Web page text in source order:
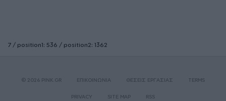
7 / position1: 536 / position2: 1362
© 2026 PINK.GR ΕΠΙΚΟΙΝΩΝΙΑ ΘΕΣΕΙΣ ΕΡΓΑΣΙΑΣ TERMS
PRIVACY SITE MAP
RSS